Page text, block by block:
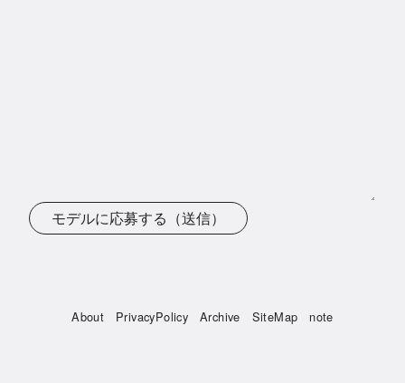
モデルに応募する（送信）
About PrivacyPolicy Archive SiteMap note